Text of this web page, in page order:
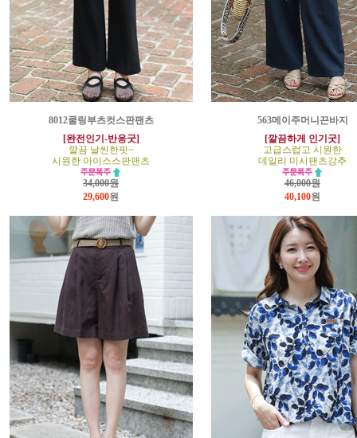
8012쿨링부츠컷스판팬츠
[완전인기-반응굿]
깔끔 날씬한핏~
시원한 아이스스판팬츠
34,000원
29,600원
563메이주머니끈바지
[깔끔하게 인기굿]
고급스럽고 시원한
데일리 미시팬츠강추
46,000원
40,100원